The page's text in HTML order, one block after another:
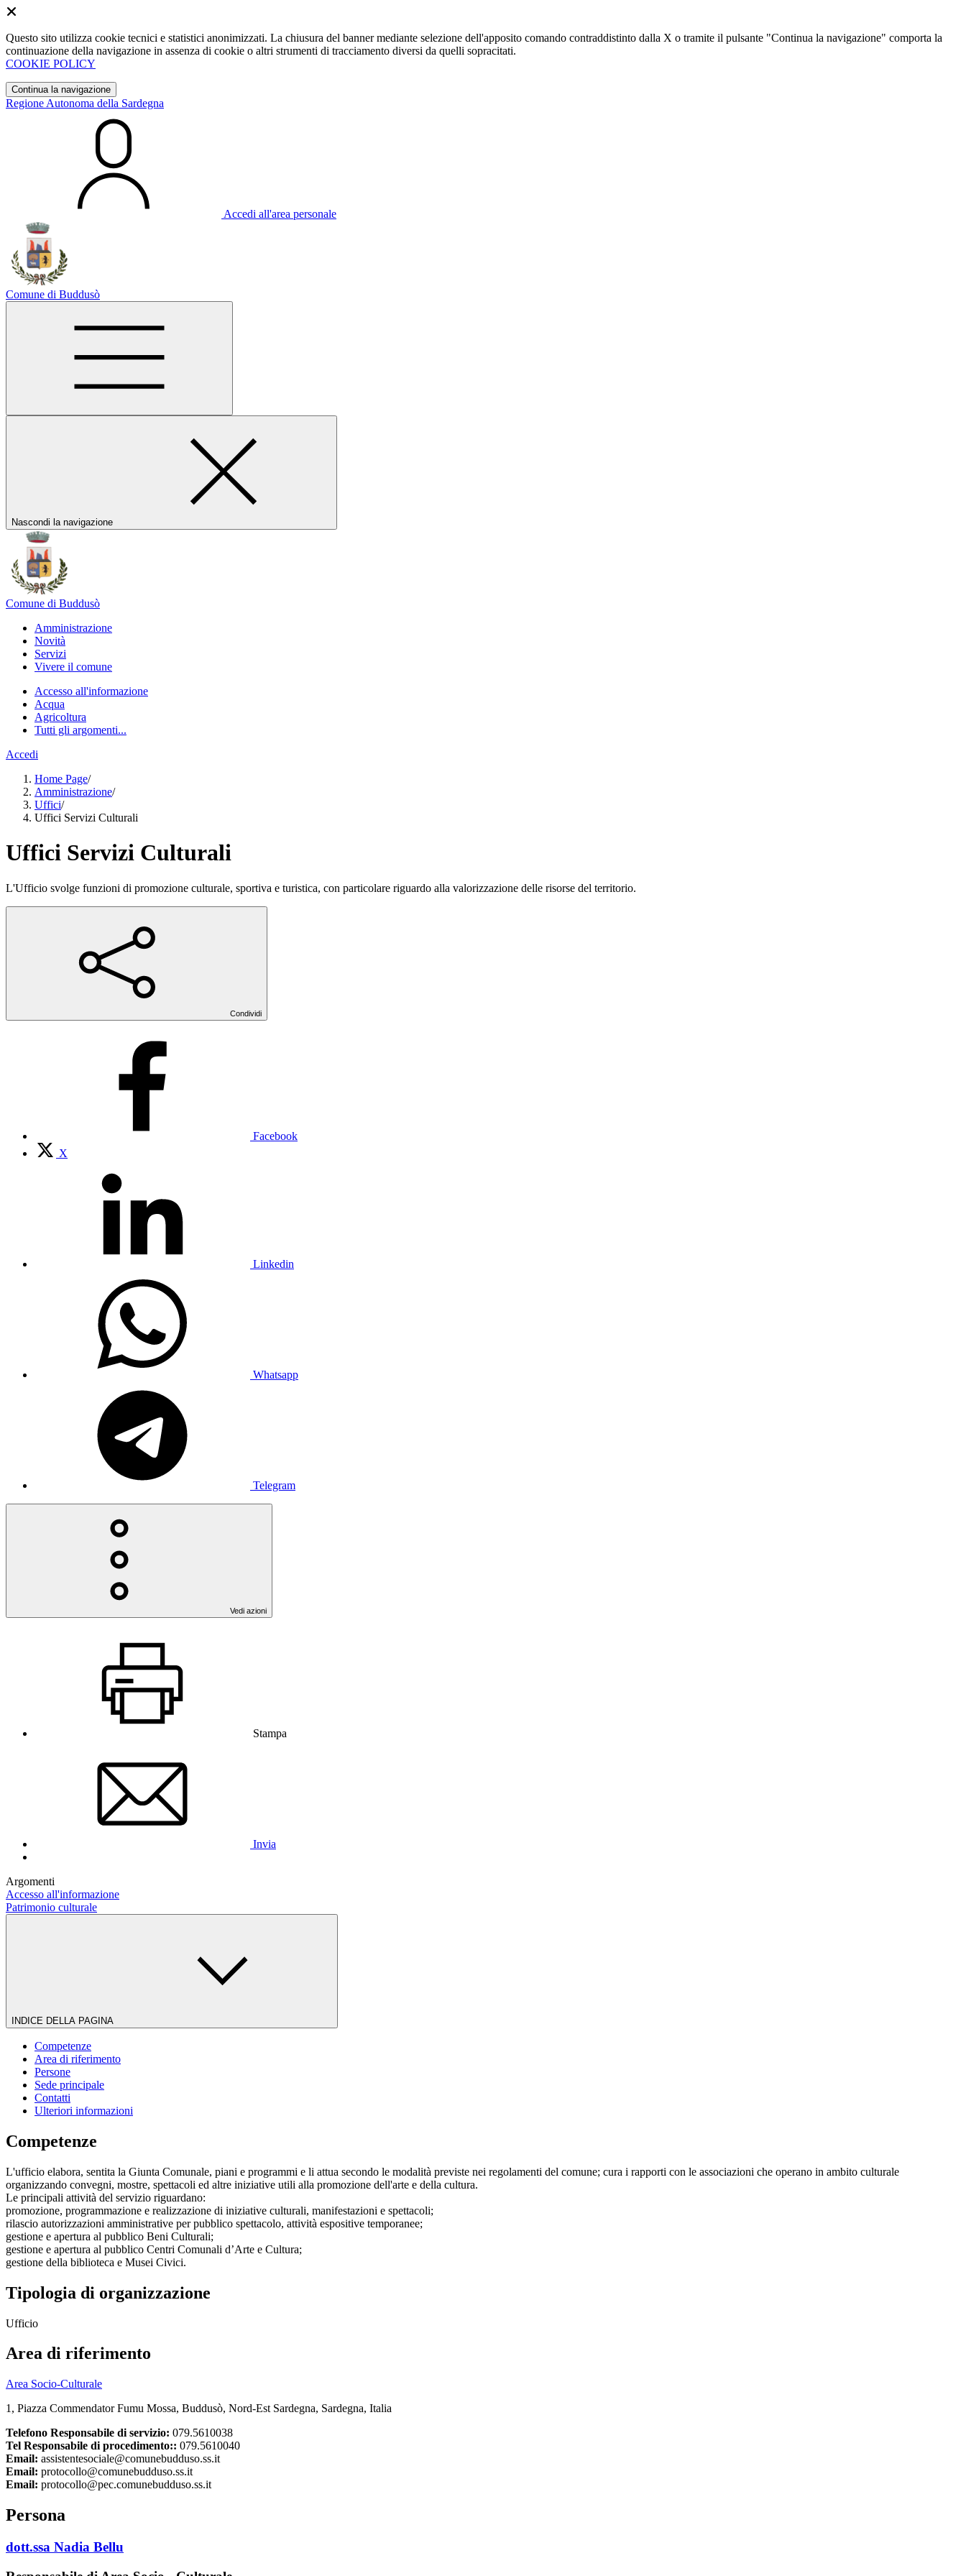
Questo sito utilizza cookie tecnici e statistici anonimizzati. La chiusura del banner mediante selezione dell'apposito comando contraddistinto dalla X o tramite il pulsante "Continua la navigazione" comporta la
continuazione della navigazione in assenza di cookie o altri strumenti di tracciamento diversi da quelli sopracitati.
COOKIE POLICY
Continua la navigazione
Regione Autonoma della Sardegna
Accedi all'area personale
Comune di Buddusò
Nascondi la navigazione
Comune di Buddusò
Amministrazione
Novità
Servizi
Vivere il comune
Accesso all'informazione
Acqua
Agricoltura
Tutti gli argomenti...
Accedi
Home Page/
Amministrazione/
Uffici/
Uffici Servizi Culturali
Uffici Servizi Culturali
L'Ufficio svolge funzioni di promozione culturale, sportiva e turistica, con particolare riguardo alla valorizzazione delle risorse del territorio.
Condividi
Facebook
X
Linkedin
Whatsapp
Telegram
Vedi azioni
Stampa
Invia
Argomenti
Accesso all'informazione
Patrimonio culturale
INDICE DELLA PAGINA
Competenze
Area di riferimento
Persone
Sede principale
Contatti
Ulteriori informazioni
Competenze
L'ufficio elabora, sentita la Giunta Comunale, piani e programmi e li attua secondo le modalità previste nei regolamenti del comune; cura i rapporti con le associazioni che operano in ambito culturale
organizzando convegni, mostre, spettacoli ed altre iniziative utili alla promozione dell'arte e della cultura.
Le principali attività del servizio riguardano:
promozione, programmazione e realizzazione di iniziative culturali, manifestazioni e spettacoli;
rilascio autorizzazioni amministrative per pubblico spettacolo, attività espositive temporanee;
gestione e apertura al pubblico Beni Culturali;
gestione e apertura al pubblico Centri Comunali d’Arte e Cultura;
gestione della biblioteca e Musei Civici.
Tipologia di organizzazione
Ufficio
Area di riferimento
Area Socio-Culturale
1, Piazza Commendator Fumu Mossa, Buddusò, Nord-Est Sardegna, Sardegna, Italia
Telefono Responsabile di servizio: 079.5610038
Tel Responsabile di procedimento:: 079.5610040
Email: assistentesociale@comunebudduso.ss.it
Email: protocollo@comunebudduso.ss.it
Email: protocollo@pec.comunebudduso.ss.it
Persona
dott.ssa Nadia Bellu